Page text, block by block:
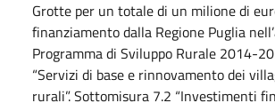
Grotte per un totale di un milione di
finanziamento dalla Regione Puglia
Programma di Sviluppo Rurale 2014-
“Servizi di base e rinnovamento dei
rurali”. Sottomisura 7.2 “Investimenti